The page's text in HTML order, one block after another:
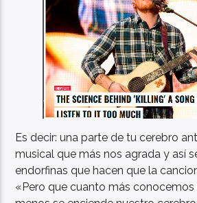
Es decir: una parte de tu cerebro
musical que más nos agrada y así
endorfinas que hacen que la
«Pero que cuanto más conocemos